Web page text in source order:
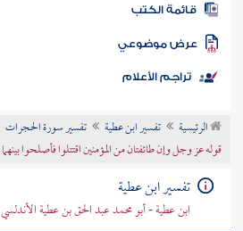
المكتبة
الكتب
موضوعي
تراجم الأعلام
الرئيسية تفسير ابن عطية
تفسير سورة الحجرات
قوله عز وجل وإن طائفتان من المؤمنين اقتتلوا فأصلحوا بينهما
تفسير ابن عطية
ابن عطية - أبو محمد عبد الحق بن عطية الأندلسي